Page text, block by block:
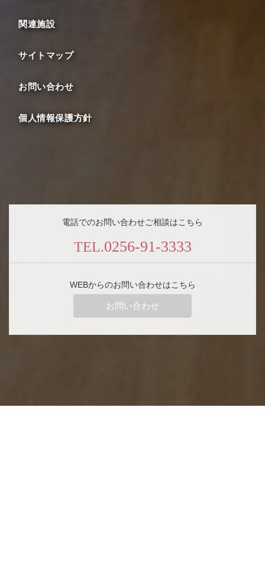
関連施設
サイトマップ
お問い合わせ
個人情報保護方針
電話でのお問い合わせご相談はこちら
TEL.0256-91-3333
WEBからのお問い合わせはこちら
お問い合わせ